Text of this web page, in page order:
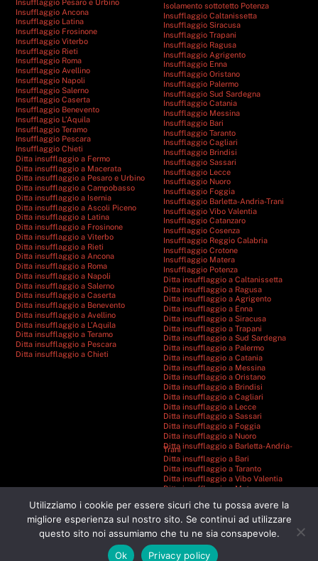
Insufflaggio Pesaro e Urbino
Insufflaggio Ancona
Insufflaggio Latina
Insufflaggio Frosinone
Insufflaggio Viterbo
Insufflaggio Rieti
Insufflaggio Roma
Insufflaggio Avellino
Insufflaggio Napoli
Insufflaggio Salerno
Insufflaggio Caserta
Insufflaggio Benevento
Insufflaggio L’Aquila
Insufflaggio Teramo
Insufflaggio Pescara
Insufflaggio Chieti
Ditta insufflaggio a Fermo
Ditta insufflaggio a Macerata
Ditta insufflaggio a Pesaro e Urbino
Ditta insufflaggio a Campobasso
Ditta insufflaggio a Isernia
Ditta insufflaggio a Ascoli Piceno
Ditta insufflaggio a Latina
Ditta insufflaggio a Frosinone
Ditta insufflaggio a Viterbo
Ditta insufflaggio a Rieti
Ditta insufflaggio a Ancona
Ditta insufflaggio a Roma
Ditta insufflaggio a Napoli
Ditta insufflaggio a Salerno
Ditta insufflaggio a Caserta
Ditta insufflaggio a Benevento
Ditta insufflaggio a Avellino
Ditta insufflaggio a L’Aquila
Ditta insufflaggio a Teramo
Ditta insufflaggio a Pescara
Ditta insufflaggio a Chieti
Isolamento sottotetto Potenza
Insufflaggio Caltanissetta
Insufflaggio Siracusa
Insufflaggio Trapani
Insufflaggio Ragusa
Insufflaggio Agrigento
Insufflaggio Enna
Insufflaggio Oristano
Insufflaggio Palermo
Insufflaggio Sud Sardegna
Insufflaggio Catania
Insufflaggio Messina
Insufflaggio Bari
Insufflaggio Taranto
Insufflaggio Cagliari
Insufflaggio Brindisi
Insufflaggio Sassari
Insufflaggio Lecce
Insufflaggio Nuoro
Insufflaggio Foggia
Insufflaggio Barletta-Andria-Trani
Insufflaggio Vibo Valentia
Insufflaggio Catanzaro
Insufflaggio Cosenza
Insufflaggio Reggio Calabria
Insufflaggio Crotone
Insufflaggio Matera
Insufflaggio Potenza
Ditta insufflaggio a Caltanissetta
Ditta insufflaggio a Ragusa
Ditta insufflaggio a Agrigento
Ditta insufflaggio a Enna
Ditta insufflaggio a Siracusa
Ditta insufflaggio a Trapani
Ditta insufflaggio a Sud Sardegna
Ditta insufflaggio a Palermo
Ditta insufflaggio a Catania
Ditta insufflaggio a Messina
Ditta insufflaggio a Oristano
Ditta insufflaggio a Brindisi
Ditta insufflaggio a Cagliari
Ditta insufflaggio a Lecce
Ditta insufflaggio a Sassari
Ditta insufflaggio a Foggia
Ditta insufflaggio a Nuoro
Ditta insufflaggio a Barletta-Andria-
Trani
Ditta insufflaggio a Bari
Ditta insufflaggio a Taranto
Ditta insufflaggio a Vibo Valentia
Ditta insufflaggio a Matera
Ditta insufflaggio a Cosenza
Ditta insufflaggio a Reggio Calabria
Ditta insufflaggio a Potenza
Utilizziamo i cookie per essere sicuri che tu possa avere la
migliore esperienza sul nostro sito. Se continui ad utilizzare
questo sito noi assumiamo che tu ne sia consapevole.
Ok
Privacy policy